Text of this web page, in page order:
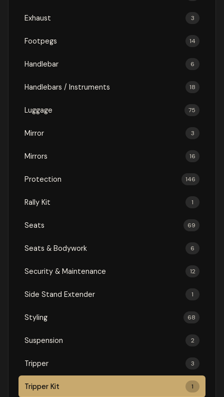
Exhaust 3
Footpegs 14
Handlebar 6
Handlebars / Instruments 18
Luggage 75
Mirror 3
Mirrors 16
Protection 146
Rally Kit 1
Seats 69
Seats & Bodywork 6
Security & Maintenance 12
Side Stand Extender 1
Styling 68
Suspension 2
Tripper 3
Tripper Kit 1